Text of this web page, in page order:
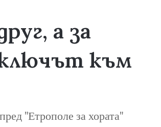
а за
към
"Етрополе за хората"